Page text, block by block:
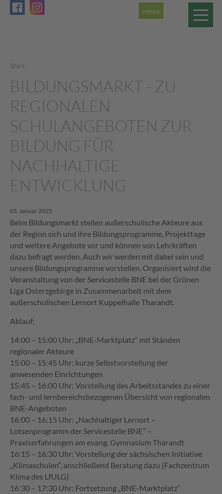
news
Start
BILDUNGSMARKT - ZU
REGIONALEN
SCHULANGEBOTEN ZUR
BILDUNG FÜR
NACHHALTIGE
ENTWICKLUNG
05. Januar 2025
Beim Bildungsmarkt stellen außerschulische Akteure aus
der Region sich und ihre Bildungsprogramme, Projekttage
und weitere Angebote vor und können von Lehrkräften
dazu befragt werden. Auch wir werden mit dabei sein und
unsere Bildungsprogramme vorstellen. Organisiert wird die
Veranstaltung von der Servicestelle BNE bei der Grünen
Liga Osterzgebirge in Zusammenarbeit mit dem
außerschulischen Lernort Kuppelhalle Tharandt.
Ablauf:
14:00 – 15:00 Uhr: „BNE-Marktplatz“ mit Ständen
regionaler Akteure
15:00 – 15:45 Uhr: kurze Selbstvorstellung der
anwesenden Einrichtungen
15:45 – 16:00 Uhr: Vorstellung des Arbeitsstandes zu einer
fach- und lernbereichsbezogenen Übersicht von regionalen
BNE-Angeboten
16:00 – 16:15 Uhr: „Nachhaltiger Lernort –
Lotsenprogramm der Servicestelle BNE” –
Praxiserfahrungen am evang. Gymnasium Tharandt
16:15 – 16:30 Uhr: Vorstellung der sächsischen Initiative
„Klimaschulen“, anschließend Beratung dazu (Fachzentrum
Klima des LfULG)
16:30 – 17:30 Uhr: Fortsetzung „BNE-Marktplatz“